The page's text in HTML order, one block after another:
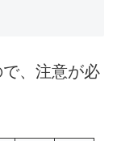
、注意が必